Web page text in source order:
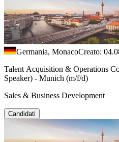
Germania, MonacoCreato:
Talent Acquisition & Operations
Speaker) - Munich (m/f/d)
Sales & Business Development
Candidati